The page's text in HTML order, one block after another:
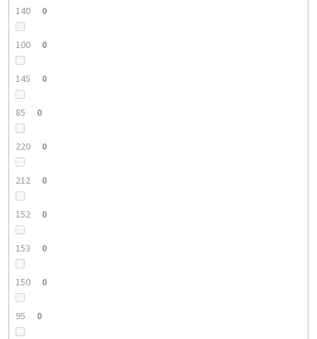
140 0
100 0
145 0
85 0
220 0
212 0
152 0
153 0
150 0
95 0